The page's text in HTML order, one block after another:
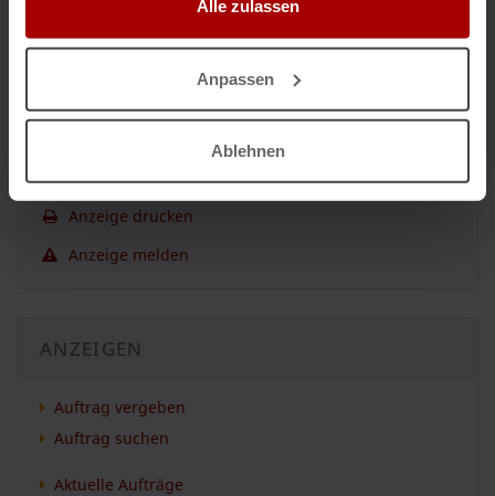
Alle zulassen
Anpassen
Ablehnen
kostenlosvon Unternehmen finden:
Jetzt einen Auftrag vergeben.
GESUCH
Anzeige merken
Anzeige drucken
Anzeige melden
ANZEIGEN
Auftrag vergeben
Auftrag suchen
Aktuelle Aufträge